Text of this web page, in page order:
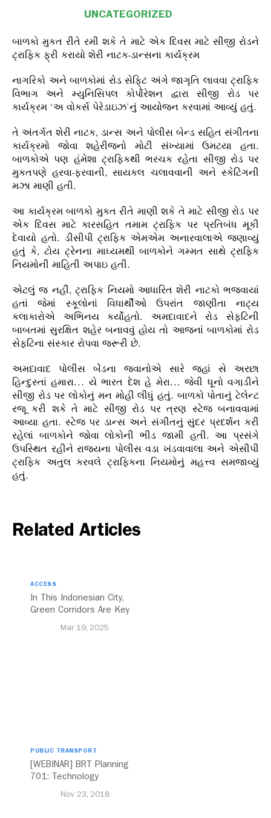
UNCATEGORIZED
બાળકો મુકત રીતે રમી શકે તે માટે એક દિવસ માટે સીજી રોડને
ટ્રાફિક ફ્રી કરાયો શેરી નાટક-ડાન્સના કાર્યક્રમ
નાગરિકો અને બાળકોમાં રોડ સેફિ્ટ અંગે જાગૃતિ લાવવા ટ્રાફિક
વિભાગ અને મ્યુનિસિપલ કોર્પોરેશન દ્વારા સીજી રોડ પર
કાર્યક્રમ ‘અ વોકર્સ પેરેડાઇઝ’નું આયોજન કરવામાં આવ્યું હતું.
તે અંતર્ગત શેરી નાટક, ડાન્સ અને પોલીસ બેન્ડ સહિત સંગીતના
કાર્યક્રમો જોવા શહેરીજનો મોટી સંખ્યામાં ઉમટયા હતા.
બાળકોએ પણ હંમેશા ટ્રાફિકથી ભરચક રહેતા સીજી રોડ પર
મુકતપણે હરવા-ફરવાની, સાયકલ ચલાવવાની અને સ્કેટિંગની
મઝા માણી હતી.
આ કાર્યક્રમ બાળકો મુકત રીતે માણી શકે તે માટે સીજી રોડ પર
એક દિવસ માટે કારસહિત તમામ ટ્રાફિક પર પ્રતિબંધ મૂકી
દેવાયો હતો. ડીસીપી ટ્રાફિક એમએમ અનારવાલાએ જણાવ્યું
હતું કે, ટોય ટ્રેનના માઘ્યમથી બાળકોને ગમ્મત સાથે ટ્રાફિક
નિયમોની માહિતી અપાઇ હતી.
એટલું જ નહીં, ટ્રાફિક નિયમો આધારિત શેરી નાટકો ભજવાયાં
હતાં જેમાં સ્કૂલોનાં વિધાર્થીઓ ઉપરાંત જાણીતા નાટ્ય
કલાકારોએ અભિનય કર્યોહતો. અમદાવાદને રોડ સેફટિની
બાબતમાં સુરક્ષિત શહેર બનાવવું હોય તો આજનાં બાળકોમાં રોડ
સેફટિના સંસ્કાર રોપવા જરૂરી છે.
અમદાવાદ પોલીસ બેંડના જવાનોએ સારે જહાં સે અરછા
હિન્દુસ્તાં હમારા… યે ભારત દેશ હે મેરા… જેવી ધૂનો વગા઼ડીને
સીજી રોડ પર લોકોનું મન મોહી લીધું હતું. બાળકો પોતાનું ટેલેન્ટ
રજૂ કરી શકે તે માટે સીજી રોડ પર ત્રણ સ્ટેજ બનાવવામાં
આવ્યા હતા. સ્ટેજ પર ડાન્સ અને સંગીતનું સુંદર પ્રદર્શન કરી
રહેલાં બાળકોને જોવા લોકોની ભીડ જામી હતી. આ પ્રસંગે
ઉપસ્થિત રહીને રાજયના પોલીસ વડા ખંડવાવાલા અને એસીપી
ટ્રાફિક અતુલ કરવલે ટ્રાફિકના નિયમોનું મહત્ત્વ સમજાવ્યું
હતું.
Related Articles
ACCESS
In This Indonesian City,
Green Corridors Are Key
Mar 19, 2025
PUBLIC TRANSPORT
[WEBINAR] BRT Planning
701: Technology
Nov 23, 2018